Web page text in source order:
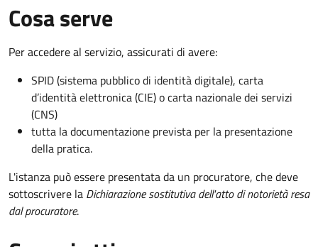
Cosa serve
Per accedere al servizio, assicurati di avere:
SPID (sistema pubblico di identità digitale), carta
d’identità elettronica (CIE) o carta nazionale dei servizi
(CNS)
tutta la documentazione prevista per la presentazione
della pratica.
L'istanza può essere presentata da un procuratore, che deve
sottoscrivere la Dichiarazione sostitutiva dell'atto di notorietà resa
dal procuratore.